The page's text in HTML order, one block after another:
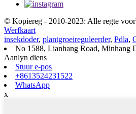
© Kopiereg - 2010-2023: Alle regte
Werfkaart
insekdoder, plantgroeireguleerder, Pdla,
No 1588, Lianhang Road, Minhang
Aanlyn diens
Stuur e-pos
+8613524231522
WhatsApp
x